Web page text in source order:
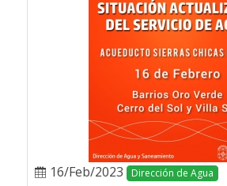
16/Feb/2023 Dirección de Agua